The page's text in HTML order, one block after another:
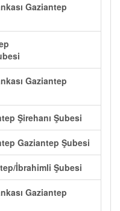
Gaziantep
Gaziantep
Şirehanı Şubesi
Gaziantep Şubesi
İbrahimli Şubesi
Gaziantep